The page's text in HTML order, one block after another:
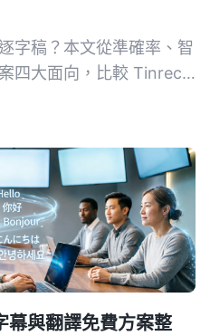
字稿？本文從準確率、智
四大面向，比較 Tinrec
與翻譯免費方案整